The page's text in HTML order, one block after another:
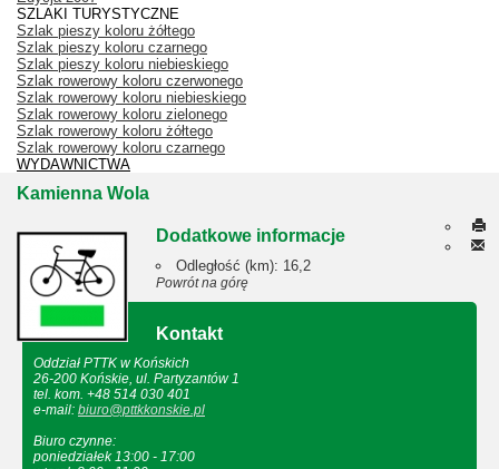
SZLAKI TURYSTYCZNE
Szlak pieszy koloru żółtego
Szlak pieszy koloru czarnego
Szlak pieszy koloru niebieskiego
Szlak rowerowy koloru czerwonego
Szlak rowerowy koloru niebieskiego
Szlak rowerowy koloru zielonego
Szlak rowerowy koloru żółtego
Szlak rowerowy koloru czarnego
WYDAWNICTWA
Kamienna Wola
Dodatkowe informacje
Odległość (km): 16,2
Powrót na górę
Kontakt
Oddział PTTK w Końskich
26-200 Końskie, ul. Partyzantów 1
tel. kom. +48 514 030 401
e-mail: biuro@pttkkonskie.pl
Biuro czynne:
poniedziałek 13:00 - 17:00